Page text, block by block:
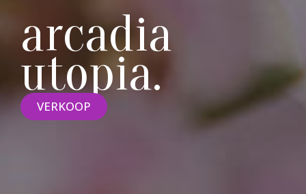
arcadia
utopia.
VERKOOP